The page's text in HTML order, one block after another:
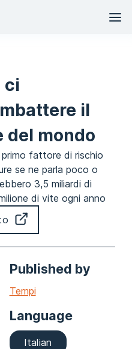
ci
il
del mondo
primo fattore di rischio
se ne parla poco o
3,5 miliardi di
di vite ogni anno
Published by
Tempi
Language
Italian